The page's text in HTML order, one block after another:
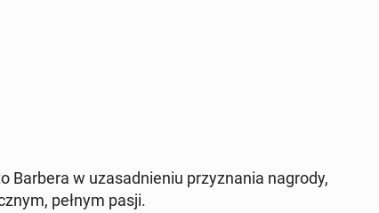
Barbera w uza­sad­nie­niu przy­zna­nia nagrody,
pełnym pasji.